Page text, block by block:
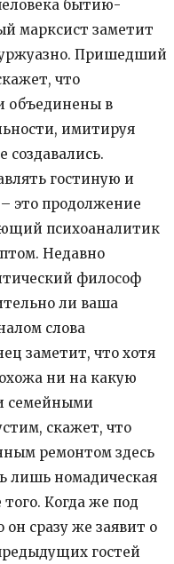
бытию-
марксист заметит
Пришедший
что
объединены в
имитируя
гостиную и
это продолжение
психоаналитик
Недавно
философ
ли ваша
слова
заметит, что хотя
ни на какую
семейными
скажет, что
ремонтом здесь
лишь номадическая
Когда же под
он сразу же заявит о
гостей